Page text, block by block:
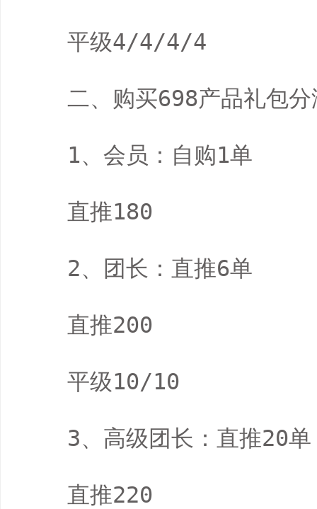
平级4/4/4/4
二、购买698产品礼包分
1、会员：自购1单
直推180
2、团长：直推6单
直推200
平级10/10
3、高级团长：直推20单
直推220